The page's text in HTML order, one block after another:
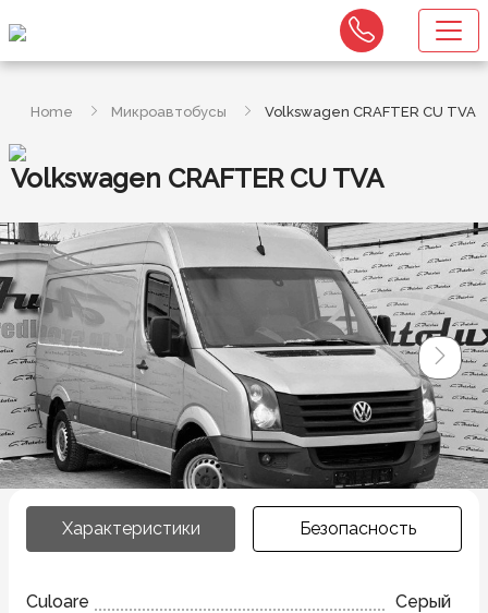
Home Микроавтобусы Volkswagen CRAFTER CU TVA
Volkswagen CRAFTER CU TVA
Характеристики Безопасность
Culoare
Серый